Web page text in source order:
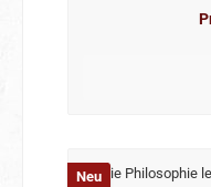
Neu